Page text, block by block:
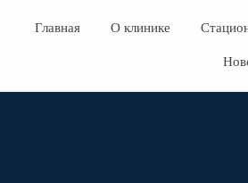
Главная О клинике